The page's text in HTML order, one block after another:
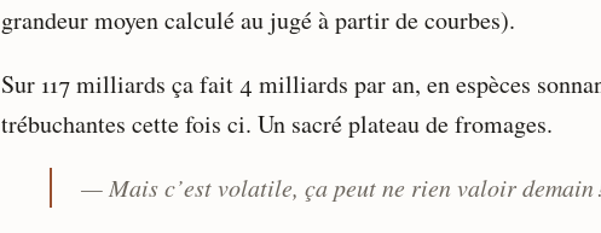
grandeur moyen calculé au jugé à partir de courbes).
Sur 117 milliards ça fait 4 milliards par an, en espèces
trébuchantes cette fois ci. Un sacré plateau de fromages.
— Mais c’est volatile, ça peut ne rien valoir demain